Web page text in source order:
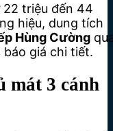
triệu đến 44
hiệu, dung tích
Hùng Cường
giá chi tiết.
mát 3 cánh